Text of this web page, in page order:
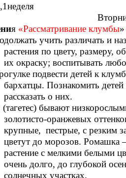
я «Рассматривание клумбы»
учить различать и
растения по цвету, размеру,
их окраску; воспитывать
подвести детей к
бархатцы. Познакомить детей
рассказать о них.
бывают
золотисто-оранжевых
крупные, пестрые, с резким
цветут до морозов. Ромашка
растение с мелкими белыми
очень долго, до глубокой
солнечных участках.